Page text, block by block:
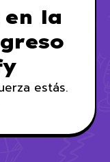
en la
estás.